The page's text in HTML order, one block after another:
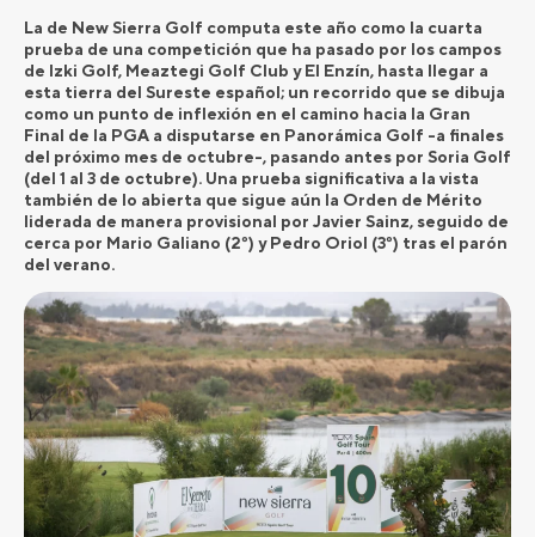
La de New Sierra Golf computa este año como la cuarta
prueba de una competición que ha pasado por los campos
de Izki Golf, Meaztegi Golf Club y El Enzín, hasta llegar a
esta tierra del Sureste español; un recorrido que se dibuja
como un punto de inflexión en el camino hacia la Gran
Final de la PGA a disputarse en Panorámica Golf -a finales
del próximo mes de octubre-, pasando antes por Soria Golf
(del 1 al 3 de octubre). Una prueba significativa a la vista
también de lo abierta que sigue aún la Orden de Mérito
liderada de manera provisional por Javier Sainz, seguido de
cerca por Mario Galiano (2º) y Pedro Oriol (3º) tras el parón
del verano.